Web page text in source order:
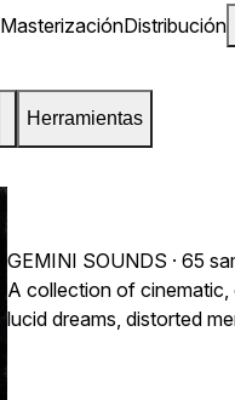
MasterizaciónDistribución
Herramientas
GEMINI SOUNDS · 65
A collection of cinematic,
lucid dreams, distorted